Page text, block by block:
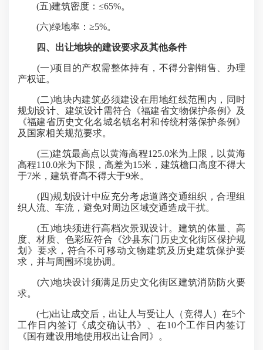
(五)建筑密度：≤65%。
(六)绿地率：≥5%。
四、出让地块的建设要求及其他条件
(一)项目的产权需整体持有，不得分割销售、办理
产权证。
(二)地块内建筑必须建设在用地红线范围内，同时
规划设计、建筑设计需符合《福建省文物保护条例》及
《福建省历史文化名城名镇名村和传统村落保护条例》
及国家相关规范要求。
(三)建筑最高点以黄海高程125.0米为上限，以黄海
高程110.0米为下限，高差为15米，建筑檐口高度不得大
于7米，建筑脊高不得大于9米。
(四)规划设计中应充分考虑道路交通组织，合理组
织人流、车流，避免对周边区域交通造成干扰。
(五)地块须进行高档次景观设计。建筑的体量、高
度、材质、色彩应符合《沙县东门历史文化街区保护规
划》要求，符合不可移动文物建筑及历史建筑保护要
求，并与周围环境协调。
(六)地块设计须满足历史文化街区建筑消防防火要
求。
(七)出让成交后，出让人与受让人（竞得人）在5个
工作日内签订《成交确认书》、在10个工作日内签订
《国有建设用地使用权出让合同》。